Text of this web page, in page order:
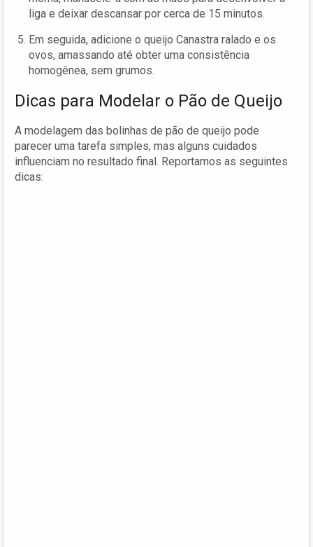
liga e deixar descansar por cerca de 15 minutos.
Em seguida, adicione o queijo Canastra ralado e os
ovos, amassando até obter uma consistência
homogênea, sem grumos.
Dicas para Modelar o Pão de Queijo
A modelagem das bolinhas de pão de queijo pode
parecer uma tarefa simples, mas alguns cuidados
influenciam no resultado final. Reportamos as seguintes
dicas: